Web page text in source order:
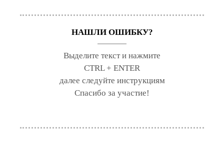
НАШЛИ ОШИБКУ?
Выделите текст и нажмите
CTRL + ENTER
далее следуйте инструкциям
Спасибо за участие!